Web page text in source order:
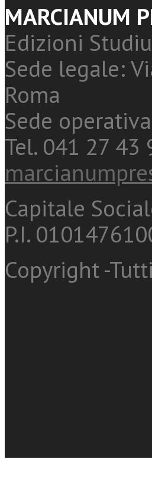
MARCIANUM
Edizioni
Sede legale:
Roma
Sede
Tel. 041 27 43
Capitale
P.I.
Copyright -